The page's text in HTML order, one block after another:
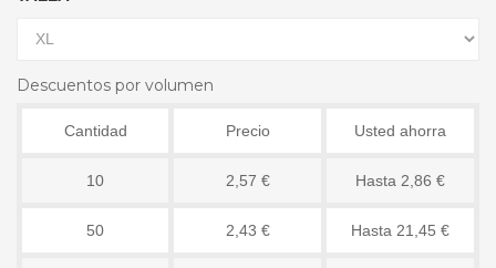
Descuentos por volumen
Cantidad Precio Usted ahorra
10 2,57 € Hasta 2,86 €
50 2,43 € Hasta 21,45 €